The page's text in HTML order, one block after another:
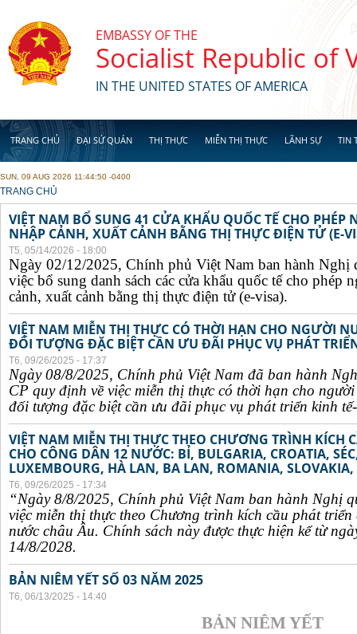
EMBASSY OF THE
Socialist Republic of
IN THE UNITED STATES OF AMERICA
TRANG CHỦ ĐẠI SỨ QUÁN THỊ THỰC MIỄN THỊ THỰC LÃNH SỰ TIN
SUN, 09 AUG 2026 11:44:50 -0400
YOU ARE HERE
TRANG CHỦ
VIỆT NAM BỔ SUNG 41 CỬA KHẨU QUỐC TẾ CHO
NHẬP CẢNH, XUẤT CẢNH BẰNG THỊ THỰC ĐIỆN TỬ (E-
T5, 05/14/2026 - 18:00
Ngày 02/12/2025, Chính phủ Việt Nam ban hành Nghị
việc bổ sung danh sách các cửa khẩu quốc tế cho phép
cảnh, xuất cảnh bằng thị thực điện tử (e-visa).
VIỆT NAM MIỄN THỊ THỰC CÓ THỜI HẠN CHO NGƯỜI
ĐỐI TƯỢNG ĐẶC BIỆT CẦN ƯU ĐÃI PHỤC VỤ PHÁT
T6, 09/26/2025 - 17:37
Ngày 08/8/2025, Chính phủ Việt Nam đã ban hành
CP quy định về việc miễn thị thực có thời hạn cho
đối tượng đặc biệt cần ưu đãi phục vụ phát triển kinh
VIỆT NAM MIỄN THỊ THỰC THEO CHƯƠNG TRÌNH KÍCH
CHO CÔNG DÂN 12 NƯỚC: BỈ, BULGARIA, CROATIA,
LUXEMBOURG, HÀ LAN, BA LAN, ROMANIA, SLOVAKIA,
T6, 09/26/2025 - 17:34
“Ngày 8/8/2025, Chính phủ Việt Nam ban hành Nghị
việc miễn thị thực theo Chương trình kích cầu phát
nước châu Âu. Chính sách này được thực hiện kể từ
14/8/2028.
BẢN NIÊM YẾT SỐ 03 NĂM 2025
T6, 06/13/2025 - 14:40
BẢN NIÊM YẾT